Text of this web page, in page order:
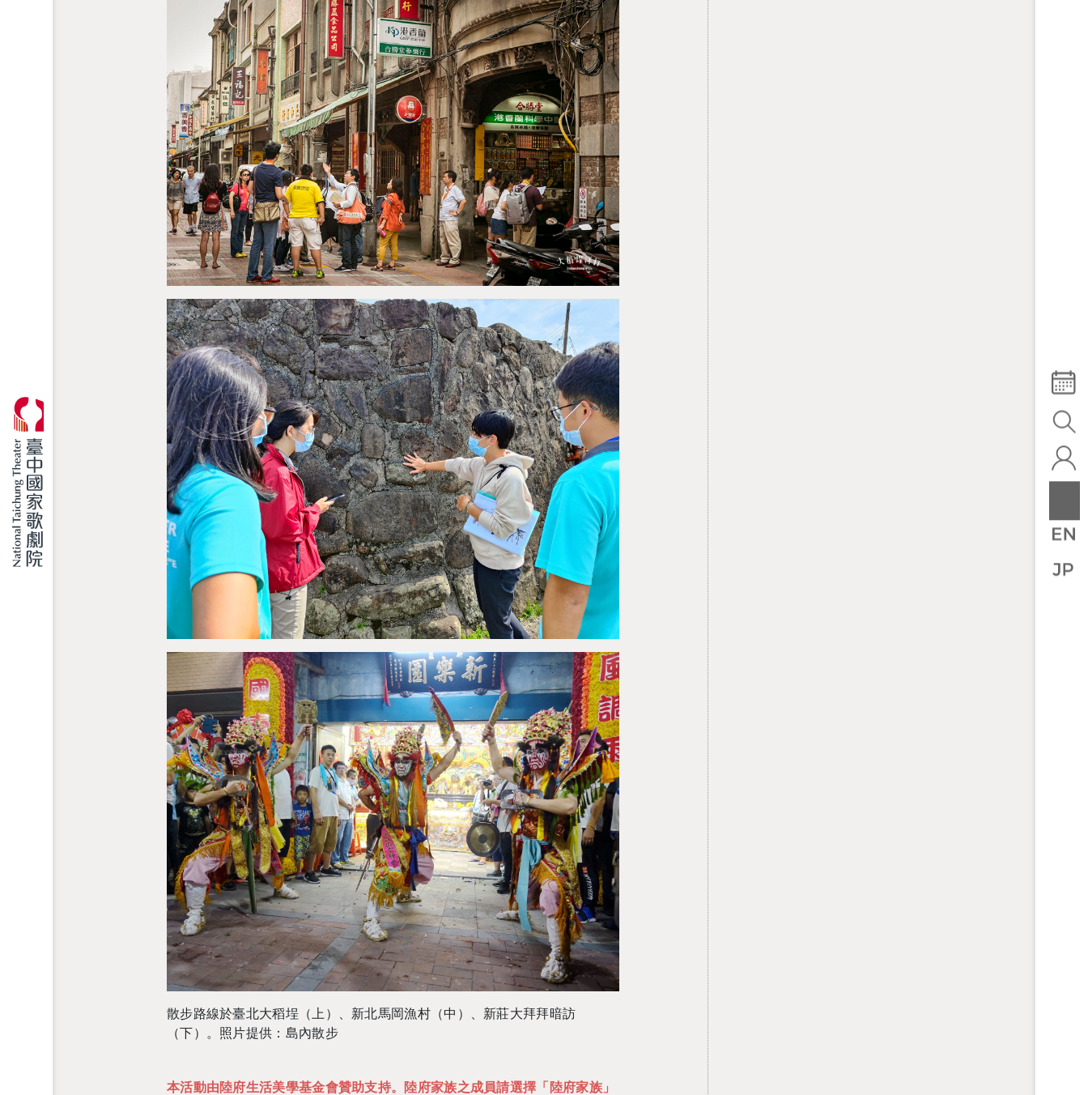
散步路線於臺北大稻埕（上）、新北馬岡漁村（中）、新莊大拜拜暗訪
（下）。照片提供：島內散步
本活動由陸府生活美學基金會贊助支持。陸府家族之成員請選擇「陸府家族」